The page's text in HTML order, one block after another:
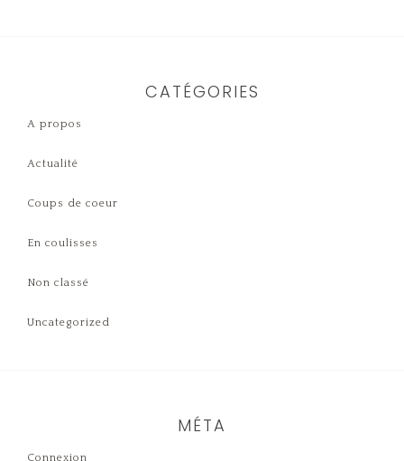
CATÉGORIES
A propos
Actualité
Coups de coeur
En coulisses
Non classé
Uncategorized
MÉTA
Connexion